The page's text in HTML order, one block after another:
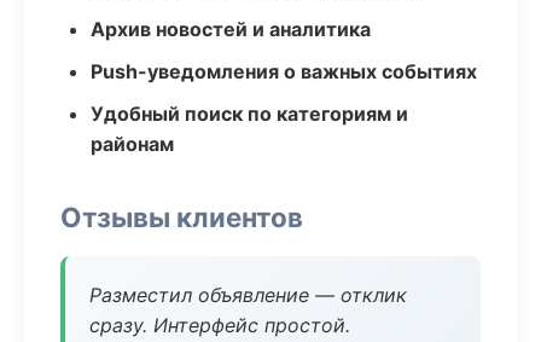
Архив новостей и аналитика
Push-уведомления о важных событиях
Удобный поиск по категориям и
районам
Отзывы клиентов
Разместил объявление — отклик
сразу. Интерфейс простой.